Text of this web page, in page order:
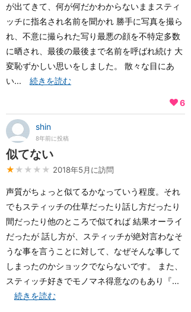
が出てきて、何が何だかわからないままスティ
ッチに指名され名前を聞かれ 勝手に写真を撮ら
れ、不意に撮られた写り最悪の顔を不特定多数
に晒され、最後の最後まで名前を呼ばれ続け 大
変恥ずかしい思いをしました。 散々な目にあ
い... 続きを読む
6
shin
8年前に投稿
似てない
★ ★★★★ 2018年5月に訪問
声質がちょっと似てるかなっていう程度。それ
でもスティッチの仕草だったり話し方だったり
間だったり他のところで似てれば 結果オーライ
だったが 話し方が、スティッチが絶対言わなそ
うな事を言うことに対して、なぜそんな事して
しまったのかショックでならないです。 また、
スティッチ好きでモノマネ得意なのもあり『...
続きを読む